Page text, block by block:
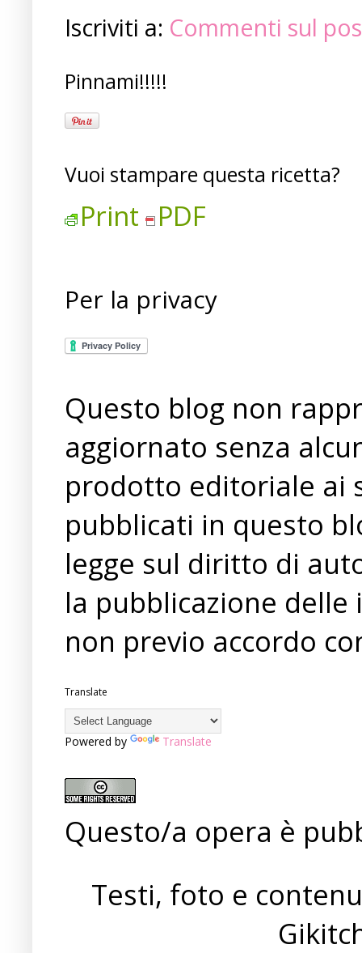
Iscriviti a: Commenti sul
Pinnami!!!!!
Vuoi stampare questa ricetta?
Print PDF
Per la privacy
Questo blog non
aggiornato senza
prodotto editoriale ai
pubblicati in questo
legge sul diritto di
la pubblicazione
non previo accordo
Translate
Powered by Translate
Questo/a opera è
Testi, foto e